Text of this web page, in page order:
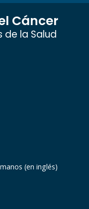
Cáncer
de la Salud
(en inglés)